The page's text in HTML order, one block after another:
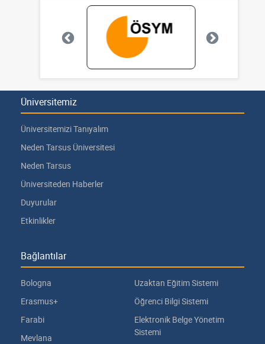
Üniversitemiz
Üniversitemizi Tanıyalım
Neden Tarsus Üniversitesi
Neden Tarsus
Üniversiteden Haberler
Duyurular
Etkinlikler
Bağlantılar
Bologna
Erasmus+
Farabi
Mevlana
Uzaktan Eğitim Sistemi
Öğrenci Bilgi Sistemi
Elektronik Belge Yönetim
Sistemi